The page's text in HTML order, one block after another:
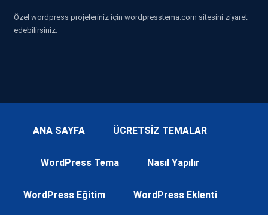
Özel wordpress projeleriniz için wordpresstema.com sitesini ziyaret
edebilirsiniz.
ANA SAYFA ÜCRETSİZ TEMALAR
WordPress Tema Nasıl Yapılır
WordPress Eğitim WordPress Eklenti